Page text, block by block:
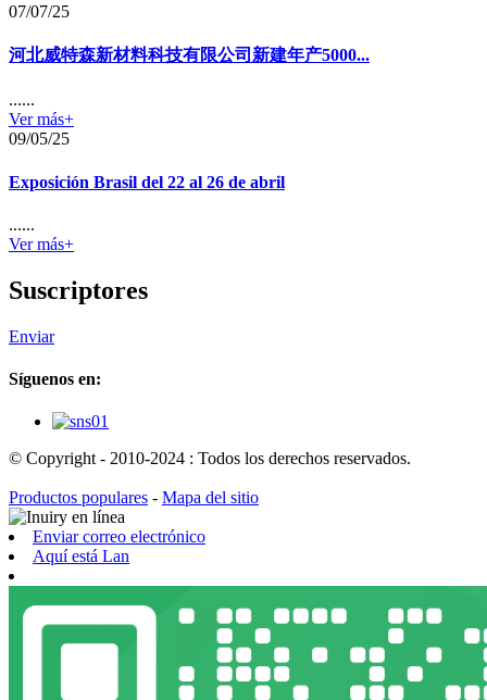
07/07/25
河北威特森新材料科技有限公司新建年产5000...
......
Ver más+
09/05/25
Exposición Brasil del 22 al 26 de abril
......
Ver más+
Suscriptores
Enviar
Síguenos en:
© Copyright - 2010-2024 : Todos los derechos reservados.
Productos populares - Mapa del sitio
Enviar correo electrónico
Aquí está Lan